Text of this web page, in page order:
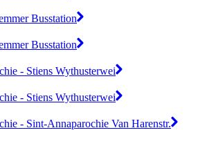
Busstation
Busstation
- Stiens Wythusterwei
- Stiens Wythusterwei
- Sint-Annaparochie Van Harenstr.